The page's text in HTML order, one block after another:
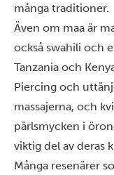
många traditioner.
Även om maa är
också swahili och
Tanzania och
Piercing och
massajerna, och
pärlsmycken i
viktig del av deras
Många resenärer